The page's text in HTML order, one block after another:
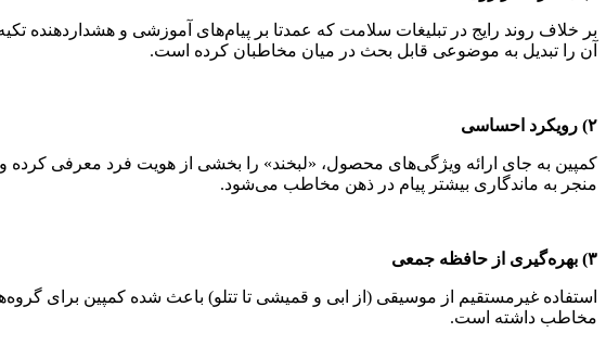
بر خلاف روند رایج در تبلیغات سلامت که عمدتا بر پیام‌های آموزشی و هشداردهنده
آن را تبدیل به موضوعی قابل بحث در میان مخاطبان کرده است.
۲) رویکرد احساسی
کمپین به جای ارائه ویژگی‌های محصول، «لبخند» را بخشی از هویت فرد معرفی
منجر به ماندگاری بیشتر پیام در ذهن مخاطب می‌شود.
۳) بهره‌گیری از حافظه جمعی
استفاده غیرمستقیم از موسیقی (از ابی و قمیشی تا تتلو) باعث شده کمپین برای
مخاطب داشته است.